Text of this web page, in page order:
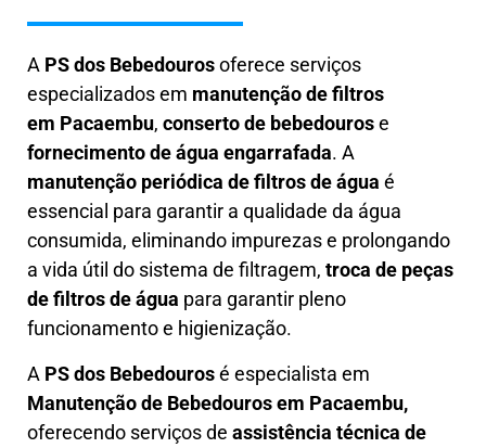
A PS dos Bebedourosoferece serviços
especializados em manutenção de filtros
em Pacaembu, conserto de bebedourose
fornecimento de água engarrafada. A
manutenção periódica de filtros de água é
essencial para garantir a qualidade da água
consumida, eliminando impurezas e prolongando
a vida útil do sistema de filtragem, troca de peças
de filtros de água para garantir pleno
funcionamento e higienização.
A PS dos Bebedourosé especialista em
Manutenção de Bebedouros em Pacaembu,
oferecendo serviços de assistência técnica de